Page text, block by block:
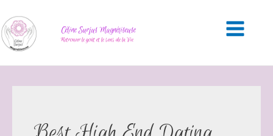
Céline Surjus Magnétiseuse
Retrouver le goût et le sens de la Vie